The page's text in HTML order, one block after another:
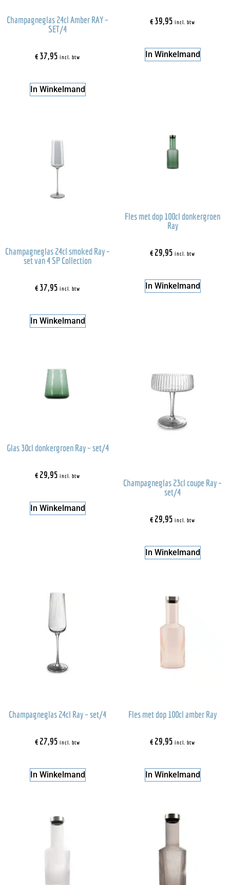
Champagneglas 24cl Amber RAY –
SET/4
€37,95 incl. btw
In Winkelmand
€39,95 incl. btw
In Winkelmand
Champagneglas 24cl smoked Ray –
set van 4 SP Collection
€37,95 incl. btw
In Winkelmand
Fles met dop 100cl donkergroen
Ray
€29,95 incl. btw
In Winkelmand
Glas 30cl donkergroen Ray – set/4
€29,95 incl. btw
In Winkelmand
Champagneglas 23cl coupe Ray –
set/4
€29,95 incl. btw
In Winkelmand
Champagneglas 24cl Ray – set/4
€27,95 incl. btw
In Winkelmand
Fles met dop 100cl amber Ray
€29,95 incl. btw
In Winkelmand